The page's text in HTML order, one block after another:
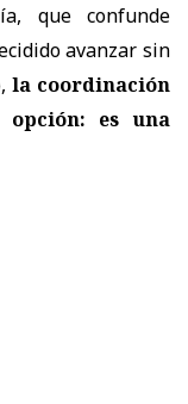
que confunde
avanzar sin
la coordinación
es una